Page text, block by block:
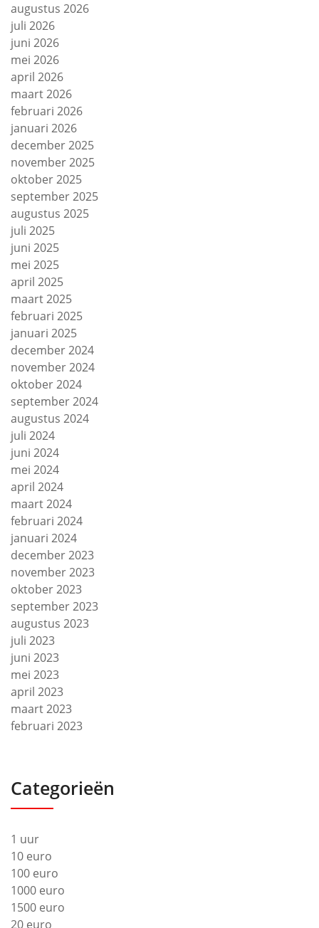
augustus 2026
juli 2026
juni 2026
mei 2026
april 2026
maart 2026
februari 2026
januari 2026
december 2025
november 2025
oktober 2025
september 2025
augustus 2025
juli 2025
juni 2025
mei 2025
april 2025
maart 2025
februari 2025
januari 2025
december 2024
november 2024
oktober 2024
september 2024
augustus 2024
juli 2024
juni 2024
mei 2024
april 2024
maart 2024
februari 2024
januari 2024
december 2023
november 2023
oktober 2023
september 2023
augustus 2023
juli 2023
juni 2023
mei 2023
april 2023
maart 2023
februari 2023
Categorieën
1 uur
10 euro
100 euro
1000 euro
1500 euro
20 euro